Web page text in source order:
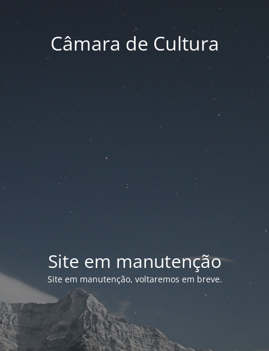
Câmara de Cultura
Site em manutenção
Site em manutenção, voltaremos em breve.